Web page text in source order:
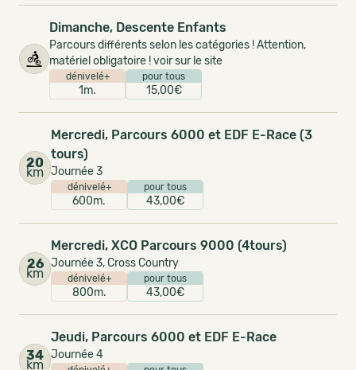
Dimanche, Descente Enfants
Parcours différents selon les catégories ! Attention,
matériel obligatoire ! voir sur le site
dénivelé+
1m.
pour tous
15,00€
20
km
Mercredi, Parcours 6000 et EDF E-Race (3
tours)
Journée 3
dénivelé+
600m.
pour tous
43,00€
26
km
Mercredi, XCO Parcours 9000 (4tours)
Journée 3, Cross Country
dénivelé+
800m.
pour tous
43,00€
34
km
Jeudi, Parcours 6000 et EDF E-Race
Journée 4